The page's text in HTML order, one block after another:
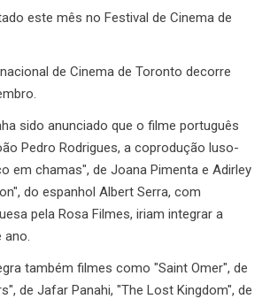
este mês no Festival de Cinema de
de Cinema de Toronto decorre
sido anunciado que o filme português
Pedro Rodrigues, a coprodução luso-
em chamas", de Joana Pimenta e Adirley
do espanhol Albert Serra, com
pela Rosa Filmes, iriam integrar a
ano.
também filmes como "Saint Omer", de
de Jafar Panahi, "The Lost Kingdom", de